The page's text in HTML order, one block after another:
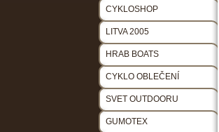
CYKLOSHOP
LITVA 2005
HRAB BOATS
CYKLO OBLEČENÍ
SVET OUTDOORU
GUMOTEX